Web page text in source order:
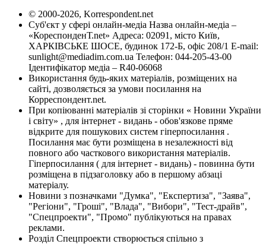
© 2000-2026, Korrespondent.net
Суб'єкт у сфері онлайн-медіа Назва онлайн-медіа –
«КореспонденТ.net» Адреса: 02091, місто Київ,
ХАРКІВСЬКЕ ШОСЕ, будинок 172-Б, офіс 208/1 E-mail:
sunlight@mediadim.com.ua Телефон: 044-205-43-00
Ідентифікатор медіа – R40-06068
Використання будь-яких матеріалів, розміщених на
сайті, дозволяється за умови посилання на
Корреспондент.net.
При копіюванні матеріалів зі сторінки « Новини України
і світу» , для інтернет - видань - обов'язкове пряме
відкрите для пошукових систем гіперпосилання .
Посилання має бути розміщена в незалежності від
повного або часткового використання матеріалів.
Гіперпосилання ( для інтернет - видань) - повинна бути
розміщена в підзаголовку або в першому абзаці
матеріалу.
Новини з позначками "Думка", "Експертиза", "Заява",
"Регіони", "Гроші", "Влада", "Вибори", "Тест-драйв",
"Спецпроекти", "Промо" публікуються на правах
реклами.
Розділ Спецпроекти створюється спільно з